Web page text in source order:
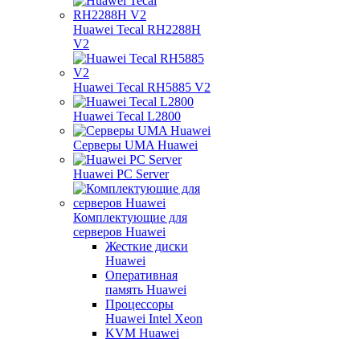
Huawei Tecal RH2288H
V2
Huawei Tecal RH5885 V2
Huawei Tecal L2800
Серверы UMA Huawei
Huawei PC Server
Комплектующие для
серверов Huawei
Жесткие диски
Huawei
Оперативная
память Huawei
Процессоры
Huawei Intel Xeon
KVM Huawei